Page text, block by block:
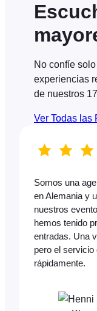
No confíe
experiencias
de nuestros
Ver Todas las
Somos una
en Alemania y
nuestros
hemos tenido
entradas. Una
pero el
rápidamente.